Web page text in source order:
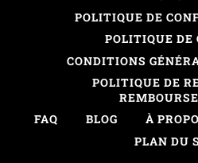
POLITIQUE DE
POLITIQUE DE
CONDITIONS
POLITIQUE DE
FAQ
BLOG À
PLAN DU